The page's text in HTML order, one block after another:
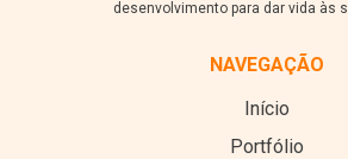
desenvolvimento para dar vida às
NAVEGAÇÃO
Início
Portfólio